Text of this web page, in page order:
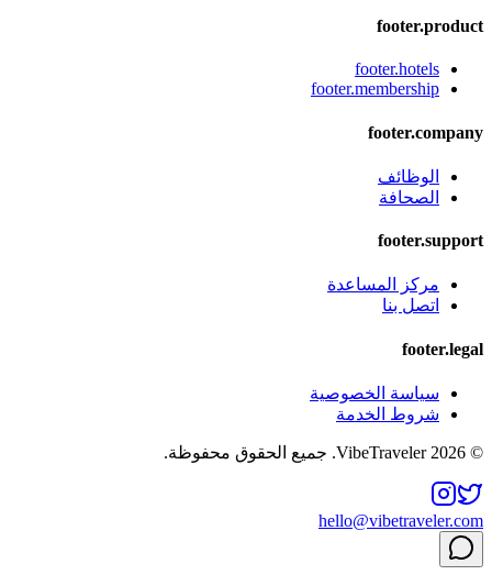
footer.product
footer.hotels
footer.membership
footer.company
الوظائف
الصحافة
footer.support
مركز المساعدة
اتصل بنا
footer.legal
سياسة الخصوصية
شروط الخدمة
© 2026 VibeTraveler. جميع الحقوق محفوظة.
hello@vibetraveler.com